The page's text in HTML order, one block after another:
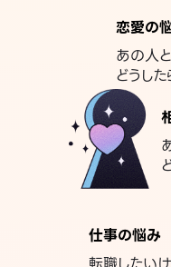
恋愛の
あの人
どうし
仕事の悩み